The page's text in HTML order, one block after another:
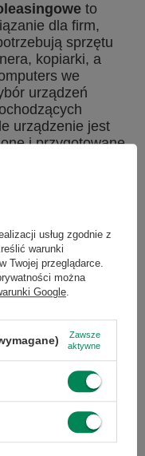
to
dla firm,
sprzętu
kopiarki, a
we
urządzeń
urządzenie jest
i przygotowane
usług zgodnie z
warunki
Twojej przeglądarce.
można
Google.
Zawsze
aktywne